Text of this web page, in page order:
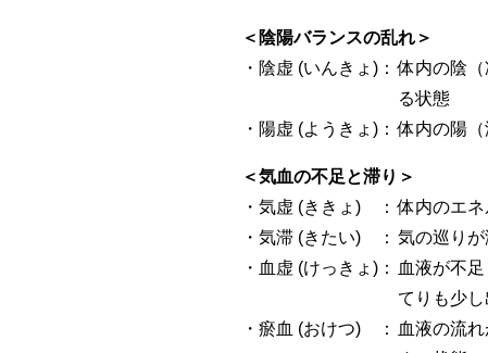
＜陰陽バランスの乱れ＞
・陰虚 (いんきょ)： 体内の陰
る状態
・陽虚 (ようきょ)： 体内の陽
＜気血の不足と滞り＞
・気虚 (ききょ) ： 体内のエ
・気滞 (きたい) ： 気の巡り
・血虚 (けっきょ)：
血液が不
てりも少
・瘀血 (おけつ) ：
血液の流